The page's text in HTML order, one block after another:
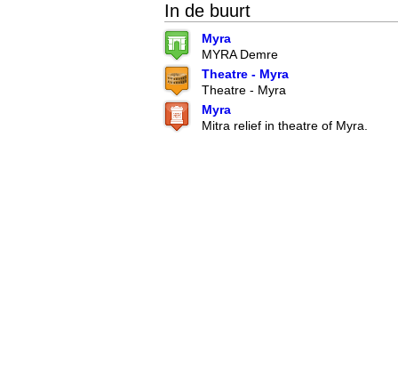
In de buurt
Myra
MYRA Demre
Theatre - Myra
Theatre - Myra
Myra
Mitra relief in theatre of Myra.